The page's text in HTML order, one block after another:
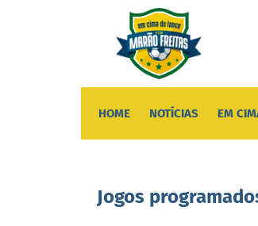
HOME NOTÍCIAS EM
Jogos